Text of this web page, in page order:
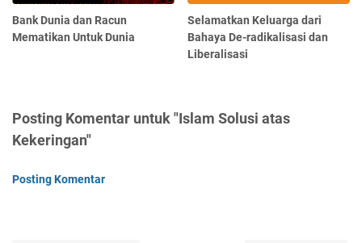
Bank Dunia dan Racun
Mematikan Untuk Dunia
Selamatkan Keluarga dari
Bahaya De-radikalisasi dan
Liberalisasi
Posting Komentar untuk "Islam Solusi atas
Kekeringan"
Posting Komentar